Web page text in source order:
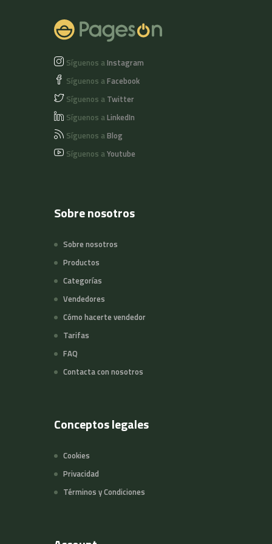
Síguenos aInstagram
Síguenos aFacebook
Síguenos a Twitter
Síguenos aLinkedIn
Síguenos aBlog
Síguenos aYoutube
Sobre nosotros
Sobre nosotros
Productos
Categorías
Vendedores
Cómo hacerte vendedor
Tarifas
FAQ
Contacta con nosotros
Conceptos legales
Cookies
Privacidad
Términos y Condiciones